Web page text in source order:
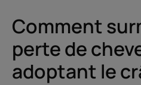
Comment
perte de
adoptant le